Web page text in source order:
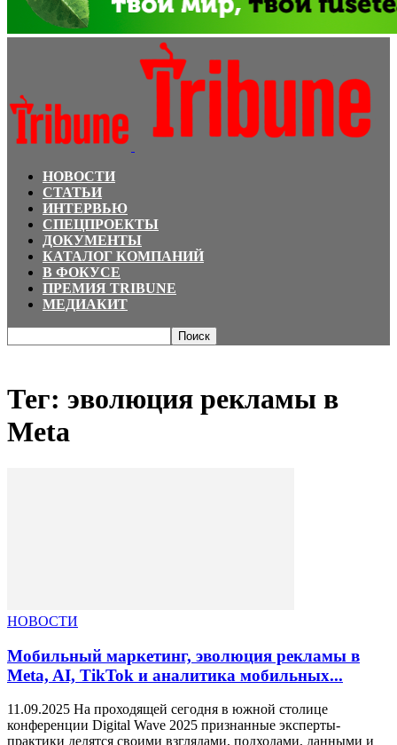
НОВОСТИ
СТАТЬИ
ИНТЕРВЬЮ
СПЕЦПРОЕКТЫ
ДОКУМЕНТЫ
КАТАЛОГ КОМПАНИЙ
В ФОКУСЕ
ПРЕМИЯ TRIBUNE
МЕДИАКИТ
Тег: эволюция рекламы в
Meta
НОВОСТИ
Мобильный маркетинг, эволюция рекламы в
Meta, AI, TikTok и аналитика мобильных...
11.09.2025 На проходящей сегодня в южной столице
конференции Digital Wave 2025 признанные эксперты-
практики делятся своими взглядами, подходами, данными и